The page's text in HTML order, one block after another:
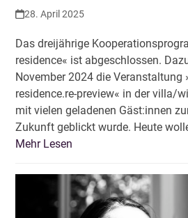
28. April 2025
Das dreijährige
residence« ist abgeschlossen.
November 2024 die Veranstaltung
residence.re-preview« in der villa/
mit vielen geladenen Gäst:innen
Zukunft geblickt wurde. Heute
Mehr Lesen